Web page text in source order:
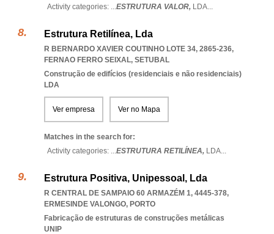
Activity categories: ...ESTRUTURA VALOR, LDA...
Estrutura Retilínea, Lda
R BERNARDO XAVIER COUTINHO LOTE 34, 2865-236,
FERNAO FERRO SEIXAL, SETUBAL
Construção de edifícios (residenciais e não residenciais)
LDA
Ver empresa Ver no Mapa
Matches in the search for:
Activity categories: ...ESTRUTURA RETILÍNEA, LDA...
Estrutura Positiva, Unipessoal, Lda
R CENTRAL DE SAMPAIO 60 ARMAZÉM 1, 4445-378,
ERMESINDE VALONGO, PORTO
Fabricação de estruturas de construções metálicas
UNIP